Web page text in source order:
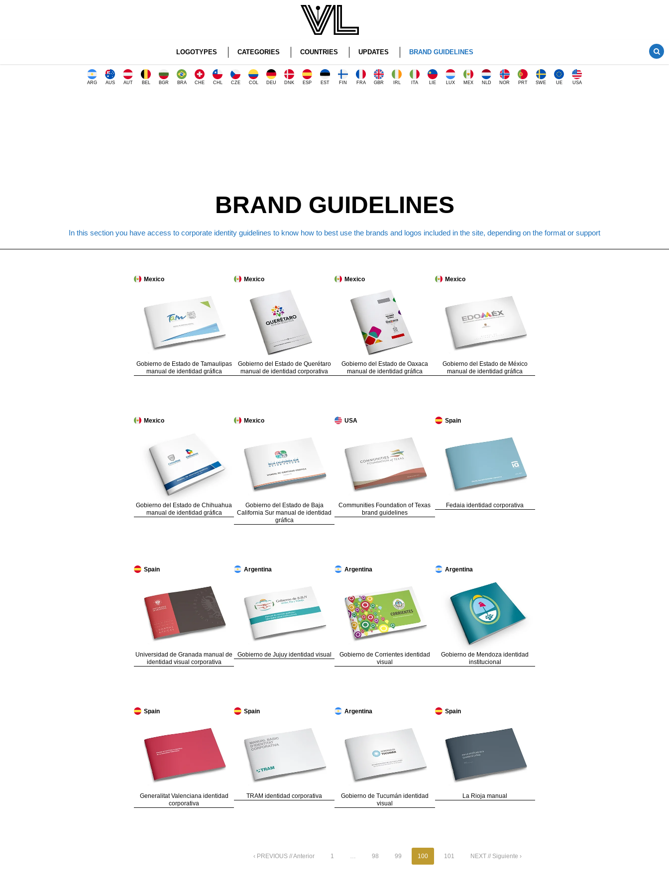
LOGOTYPES CATEGORIES COUNTRIES UPDATES BRAND GUIDELINES
ARG AUS AUT BEL BGR BRA CHE CHL CZE COL DEU DNK ESP EST FIN FRA GBR IRL ITA LIE LUX MEX NLD NOR PRT SWE UE USA
BRAND GUIDELINES
In this section you have access to corporate identity guidelines to know how to best use the brands and logos included in the site, depending on the format or support
Mexico
Gobierno de Estado de Tamaulipas
manual de identidad gráfica
Mexico
Gobierno del Estado de Querétaro
manual de identidad corporativa
Mexico
Gobierno del Estado de Oaxaca
manual de identidad gráfica
Mexico
Gobierno del Estado de México
manual de identidad gráfica
Mexico
Gobierno del Estado de Chihuahua
manual de identidad gráfica
Mexico
Gobierno del Estado de Baja
California Sur manual de identidad
gráfica
USA
Communities Foundation of Texas
brand guidelines
Spain
Fedaia identidad corporativa
Spain
Universidad de Granada manual de
identidad visual corporativa
Argentina
Gobierno de Jujuy identidad visual
Argentina
Gobierno de Corrientes identidad
visual
Argentina
Gobierno de Mendoza identidad
institucional
Spain
Generalitat Valenciana identidad
corporativa
Spain
TRAM identidad corporativa
Argentina
Gobierno de Tucumán identidad
visual
Spain
La Rioja manual
‹ PREVIOUS // Anterior 1 98 99 100 101 NEXT // Siguiente ›